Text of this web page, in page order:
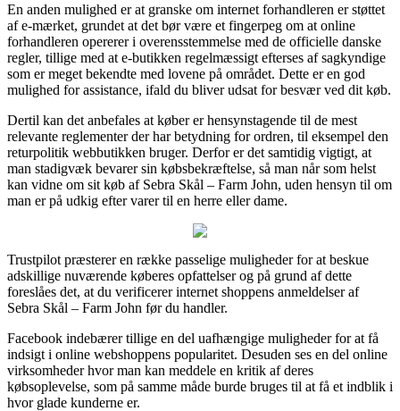
En anden mulighed er at granske om internet forhandleren er støttet
af e-mærket, grundet at det bør være et fingerpeg om at online
forhandleren opererer i overensstemmelse med de officielle danske
regler, tillige med at e-butikken regelmæssigt efterses af sagkyndige
som er meget bekendte med lovene på området. Dette er en god
mulighed for assistance, ifald du bliver udsat for besvær ved dit køb.
Dertil kan det anbefales at køber er hensynstagende til de mest
relevante reglementer der har betydning for ordren, til eksempel den
returpolitik webbutikken bruger. Derfor er det samtidig vigtigt, at
man stadigvæk bevarer sin købsbekræftelse, så man når som helst
kan vidne om sit køb af Sebra Skål – Farm John, uden hensyn til om
man er på udkig efter varer til en herre eller dame.
Trustpilot præsterer en række passelige muligheder for at beskue
adskillige nuværende køberes opfattelser og på grund af dette
foreslåes det, at du verificerer internet shoppens anmeldelser af
Sebra Skål – Farm John før du handler.
Facebook indebærer tillige en del uafhængige muligheder for at få
indsigt i online webshoppens popularitet. Desuden ses en del online
virksomheder hvor man kan meddele en kritik af deres
købsoplevelse, som på samme måde burde bruges til at få et indblik i
hvor glade kunderne er.